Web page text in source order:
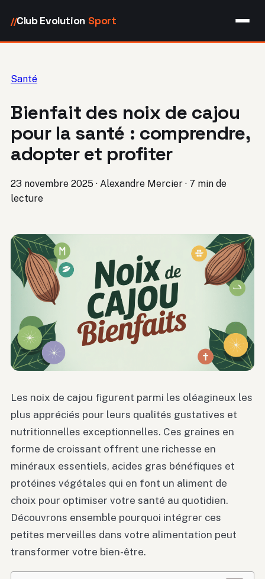
//Club Evolution Sport
Santé
Bienfait des noix de cajou
pour la santé : comprendre,
adopter et profiter
23 novembre 2025 · Alexandre Mercier · 7 min de
lecture
Les noix de cajou figurent parmi les oléagineux les
plus appréciés pour leurs qualités gustatives et
nutritionnelles exceptionnelles. Ces graines en
forme de croissant offrent une richesse en
minéraux essentiels, acides gras bénéfiques et
protéines végétales qui en font un aliment de
choix pour optimiser votre santé au quotidien.
Découvrons ensemble pourquoi intégrer ces
petites merveilles dans votre alimentation peut
transformer votre bien-être.